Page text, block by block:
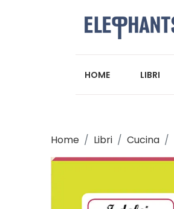
HOME LIBRI
Home Libri Cucina